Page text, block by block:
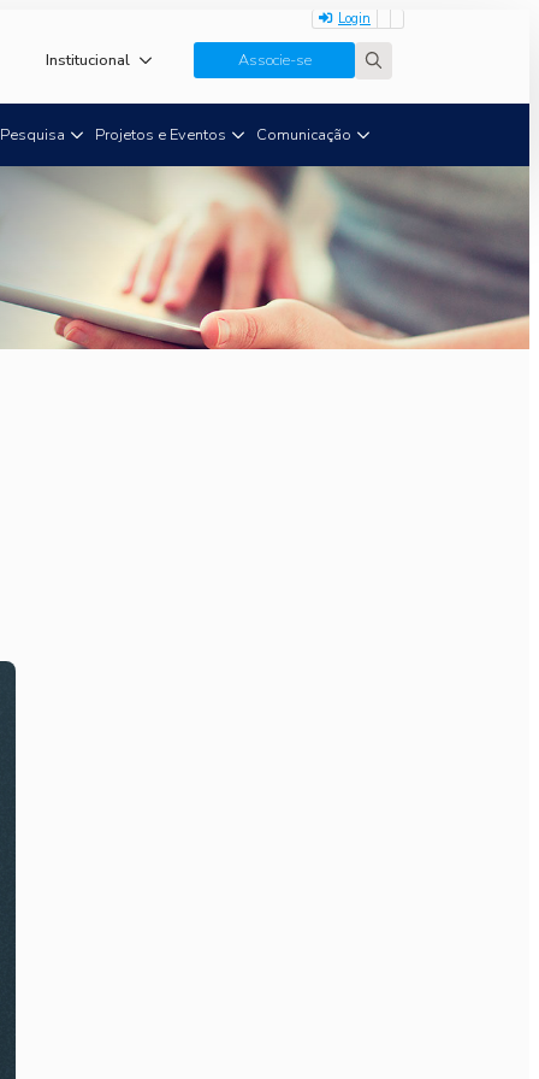
Login
Institucional Associe-se
Pesquisa Projetos e Eventos Comunicação